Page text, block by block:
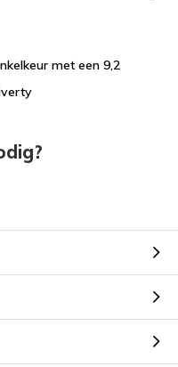
met een 9,2